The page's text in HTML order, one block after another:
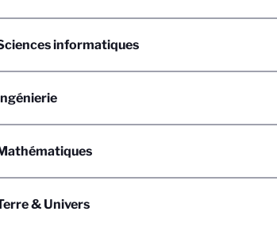
informatiques
& Univers